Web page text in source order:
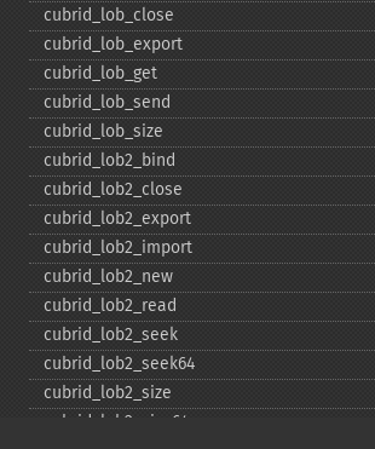
cubrid_​lob_​close
cubrid_​lob_​export
cubrid_​lob_​get
cubrid_​lob_​send
cubrid_​lob_​size
cubrid_​lob2_​bind
cubrid_​lob2_​close
cubrid_​lob2_​export
cubrid_​lob2_​import
cubrid_​lob2_​new
cubrid_​lob2_​read
cubrid_​lob2_​seek
cubrid_​lob2_​seek64
cubrid_​lob2_​size
cubrid_​lob2_​size64